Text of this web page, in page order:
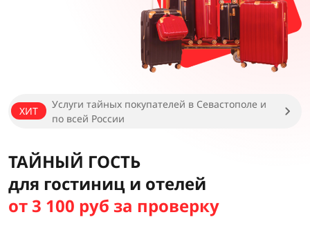
ХИТ
Услуги тайных покупателей в Севастополе и
по всей России
ТАЙНЫЙ ГОСТЬ
для гостиниц и отелей
от 3 100 руб за проверку